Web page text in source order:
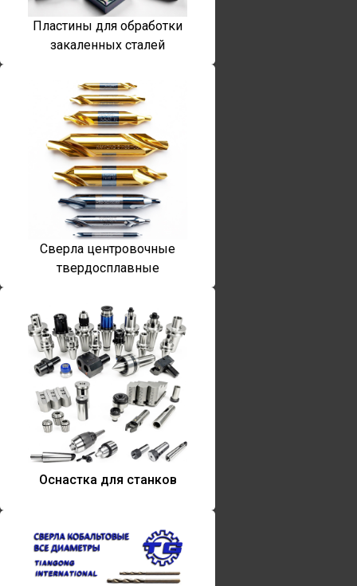
Пластины для обработки
закаленных сталей
Сверла центровочные
твердосплавные
Оснастка для станков